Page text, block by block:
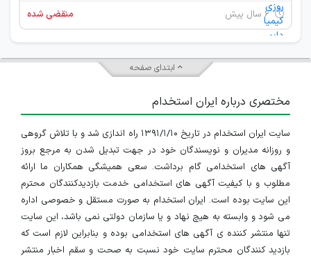
۶ سال پیش منقضی شده
ابتدای صفحه
مختصری درباره ایران استخدام
سایت ایران استخدام در تاریخ ۱۳۹۱/۱/۱۰ راه اندازی شد و با تلاش گروهی
و روزانه مدیران و نویسندگان خود در جهت تبدیل شدن به مرجع بروز
آگهی های استخدامی گام برداشت. سعی همیشگی همکاران ما ارائه
مطلوب و با کیفیت آگهی های استخدامی خدمت بازدیدکنندگان محترم
این سایت بوده است. ایران استخدام به صورت مستقل و خصوصی اداره
می شود و وابسته به هیچ نهاد و یا سازمان دولتی نمی باشد، این سایت
تنها منتشر کننده ی آگهی های استخدامی بوده و بنابراین لازم است که
بازدید کنندگان محترم سایت خود نسبت به صحت و سقم اخبار منتشر